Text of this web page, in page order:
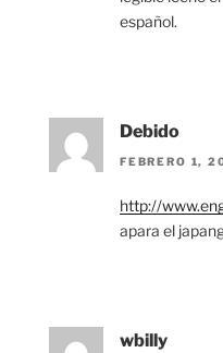
español.
Debido
FEBRERO 1,
http://
apara el
wbilly